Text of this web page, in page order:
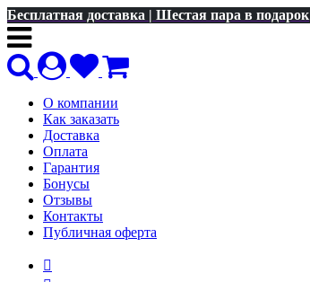
Бесплатная доставка | Шестая пара в подарок
О компании
Как заказать
Доставка
Оплата
Гарантия
Бонусы
Отзывы
Контакты
Публичная оферта